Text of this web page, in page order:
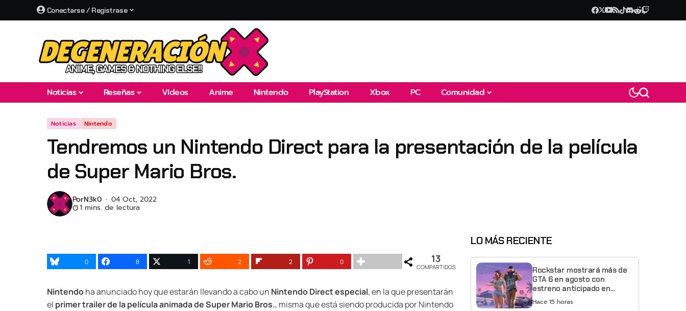
Conectarse / Registrase
Noticias Reseñas Vídeos Anime Nintendo PlayStation Xbox PC Comunidad
Noticias Nintendo
Tendremos un Nintendo Direct para la presentación de la película
de Super Mario Bros.
PorN3k0 04 Oct, 2022
1 mins. de lectura
0 8 1 2 2 0 13
COMPARTIDOS
Nintendoha anunciado hoy que estarán llevando a cabo un Nintendo Direct especial, en la que presentarán
el primer trailer de la película animada de Super Mario Bros., misma que está siendo producida por Nintendo
LO MÁS RECIENTE
Rockstar mostrará más de
GTA 6 en agosto con
estreno anticipado en
Netflix
Hace 15 horas